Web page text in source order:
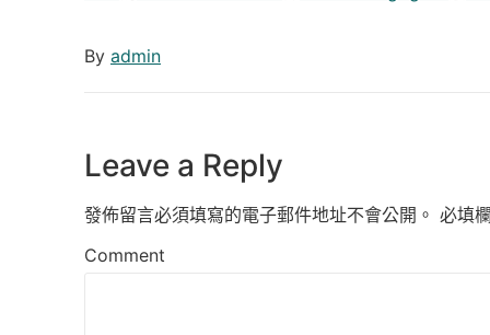
By admin
Leave a Reply
發佈留言必須填寫的電子郵件地址不會公開。 必填
Comment